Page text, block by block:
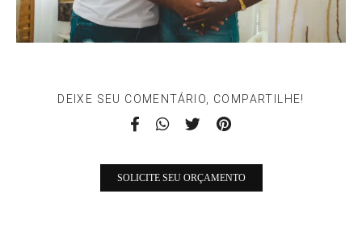
DEIXE SEU COMENTÁRIO, COMPARTILHE!
SOLICITE SEU ORÇAMENTO